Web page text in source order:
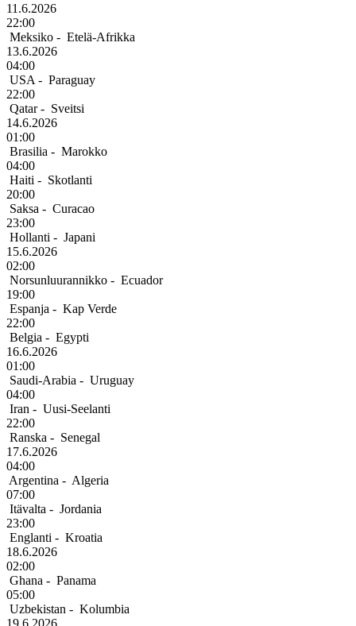
11.6.2026
22:00
Meksiko - Etelä-Afrikka
13.6.2026
04:00
USA - Paraguay
22:00
Qatar- Sveitsi
14.6.2026
01:00
Brasilia - Marokko
04:00
Haiti - Skotlanti
20:00
Saksa - Curacao
23:00
Hollanti - Japani
15.6.2026
02:00
Norsunluurannikko - Ecuador
19:00
Espanja - Kap Verde
22:00
Belgia - Egypti
16.6.2026
01:00
Saudi-Arabia - Uruguay
04:00
Iran - Uusi-Seelanti
22:00
Ranska - Senegal
17.6.2026
04:00
Argentina - Algeria
07:00
Itävalta - Jordania
23:00
Englanti - Kroatia
18.6.2026
02:00
Ghana - Panama
05:00
Uzbekistan - Kolumbia
19.6.2026